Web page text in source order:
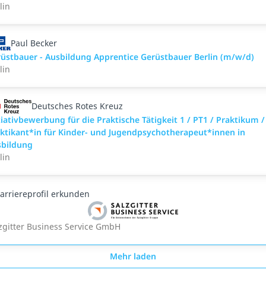
Paul Becker
- Ausbildung Apprentice Gerüstbauer Berlin (m/w/d)
Deutsches Rotes Kreuz
für die Praktische Tätigkeit 1 / PT1 / Praktikum /
für Kinder- und Jugendpsychotherapeut*innen in
erkunden
Business Service GmbH
Mehr laden